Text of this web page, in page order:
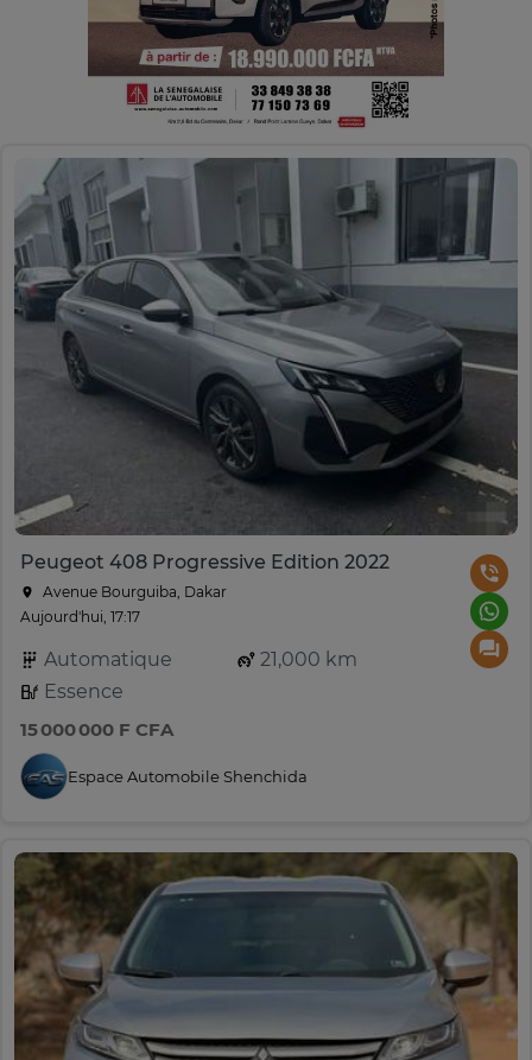
Peugeot 408 Progressive Edition 2022
Avenue Bourguiba, Dakar
Aujourd'hui, 17:17
Automatique
21,000 km
Essence
15 000 000 F CFA
Espace Automobile Shenchida